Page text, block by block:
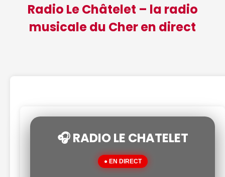
Radio Le Châtelet – la radio
musicale du Cher en direct
🎧 RADIO LE CHATELET
● EN DIRECT